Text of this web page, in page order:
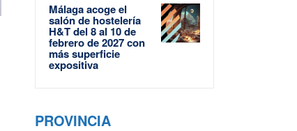
Málaga acoge el
salón de hostelería
H&T del 8 al 10 de
febrero de 2027 con
más superficie
expositiva
PROVINCIA